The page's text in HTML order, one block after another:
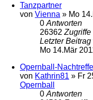
Tanzpartner
von Vienna » Mo
0 Antworten
26362 Zugriffe
Letzter Beitrag
Mo 14.Mär
Opernball-
von Kathrin81 » Fr
Opernball
0 Antworten